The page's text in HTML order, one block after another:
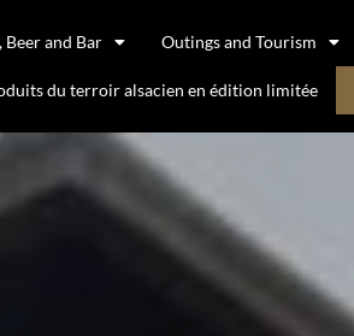
Beer and Bar Outings and Tourism
du terroir alsacien en édition limitée